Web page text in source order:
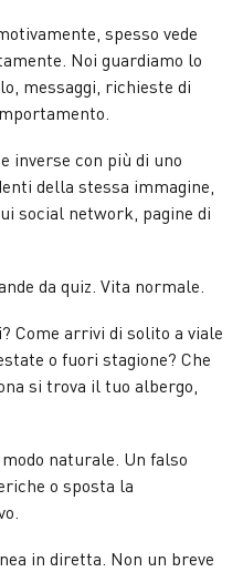
spesso vede
Noi guardiamo lo
messaggi, richieste di
inverse con più di uno
della stessa immagine,
social network, pagine di
da quiz. Vita normale.
Come arrivi di solito a viale
o fuori stagione? Che
si trova il tuo albergo,
naturale. Un falso
o sposta la
in diretta. Non un breve